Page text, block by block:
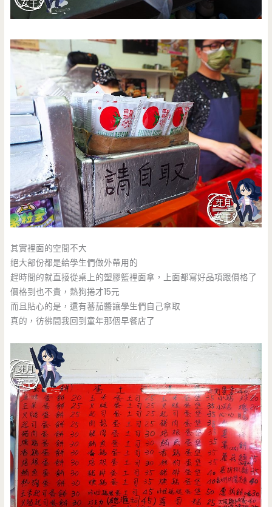
其實裡面的空間不大
絕大部份都是給學生們做外帶用的
趕時間的就直接從桌上的塑膠籃裡面拿，上面都寫好品項跟價格了
價格到也不貴，熱狗捲才15元
而且貼心的是，還有蕃茄醬讓學生們自己拿取
真的，彷彿間我回到童年那個早餐店了